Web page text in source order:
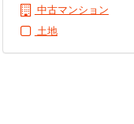
中古マンション
土地